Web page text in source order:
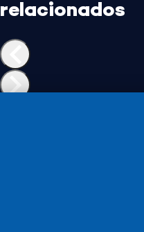
relacionados